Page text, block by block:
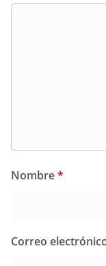
Nombre*
Correo